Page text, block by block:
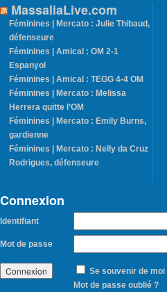
MassaliaLive.com
Féminines | Mercato : Julie Thibaud,
défenseure
Féminines | Amical : OM 2-1
Espanyol
Féminines | Amical : TEGG 4-4 OM
Féminines | Mercato : Melissa
Herrera quitte l’OM
Féminines | Mercato : Emily Burns,
gardienne
Féminines | Mercato : Nelly da Cruz
Rodrigues, défenseure
Connexion
Identifiant
Mot de passe
Se souvenir de moi
Mot de passe oublié ?